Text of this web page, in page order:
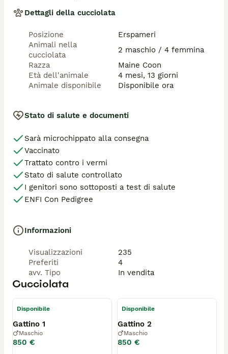
Dettagli della cucciolata
Posizione
Erspameri
Animali nella
cucciolata
2 maschio / 4 femmina
Razza
Maine Coon
Età dell'animale
4 mesi, 13 giorni
Animale disponibile
Disponibile ora
Stato di salute e documenti
Sarà microchippato alla consegna
Vaccinato
Trattato contro i vermi
Stato di salute controllato
I genitori sono sottoposti a test di salute
ENFI Con Pedigree
Informazioni
Visualizzazioni
235
Preferiti
4
avv. Tipo
In vendita
Cucciolata
Disponibile
Gattino 1
Maschio
850 €
Disponibile
Gattino 2
Maschio
850 €